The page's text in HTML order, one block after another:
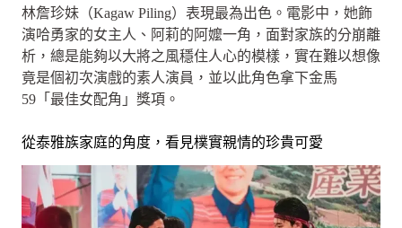
林詹珍妹（Kagaw Piling）表現最為出色。電影中，她飾
演哈勇家的女主人、阿莉的阿嬤一角，面對家族的分崩離
析，總是能夠以大將之風穩住人心的模樣，實在難以想像
竟是個初次演戲的素人演員，並以此角色拿下金馬
59「最佳女配角」獎項。
從泰雅族家庭的角度，看見樸實親情的珍貴可愛